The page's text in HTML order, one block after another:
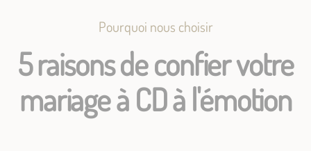
Pourquoi nous choisir
5 raisons de confier votre
mariage à CD à l'émotion